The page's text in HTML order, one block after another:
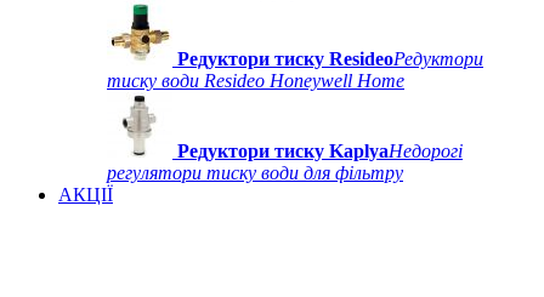
Редуктори тиску ResideoРедуктори
тиску води Resideo Honeywell Home
Редуктори тиску KaplyaНедорогі
регулятори тиску води для фільтру
АКЦІЇ